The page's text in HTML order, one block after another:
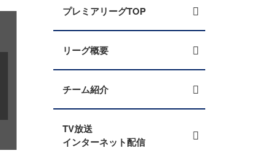
プレミアリーグTOP
リーグ概要
チーム紹介
TV放送
インターネット配信